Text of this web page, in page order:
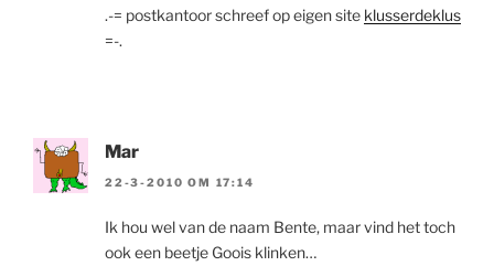
.-= postkantoor schreef op eigen site klusserdeklus
=-.
Mar
22-3-2010 OM 17:14
Ik hou wel van de naam Bente, maar vind het toch
ook een beetje Goois klinken…